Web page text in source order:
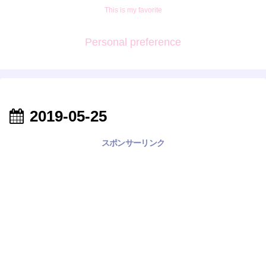
This is my favorite
Personal preference
2019-05-25
スポンサーリンク